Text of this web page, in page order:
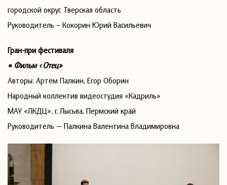
городской округ, Тверская область
Руководитель – Кокорин Юрий Васильевич
Гран-при фестиваля
• Фильм «Отец»
Авторы: Артём Палкин, Егор Оборин
Народный коллектив видеостудия «Кадриль»
МАУ «ЛКДЦ», г. Лысьва, Пермский край
Руководитель — Палкина Валентина Владимировна